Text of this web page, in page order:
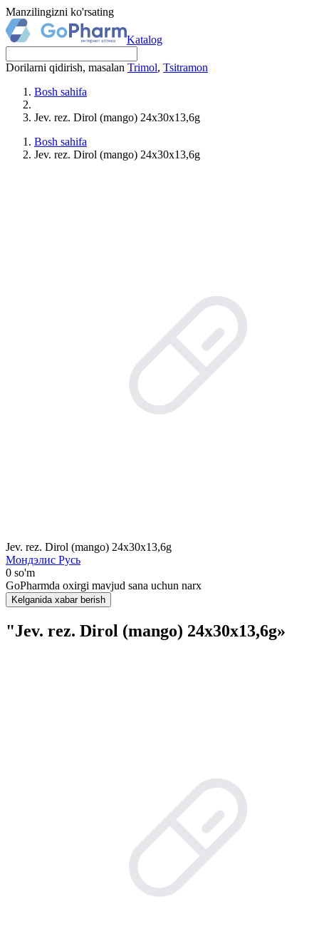
Manzilingizni ko'rsating
Katalog
Dorilarni qidirish, masalan Trimol, Tsitramon
Bosh sahifa
Jev. rez. Dirol (mango) 24x30x13,6g
Bosh sahifa
Jev. rez. Dirol (mango) 24x30x13,6g
Jev. rez. Dirol (mango) 24x30x13,6g
Мондэлис Русь
0 so'm
GoPharmda oxirgi mavjud sana uchun narx
Kelganida xabar berish
"Jev. rez. Dirol (mango) 24x30x13,6g»